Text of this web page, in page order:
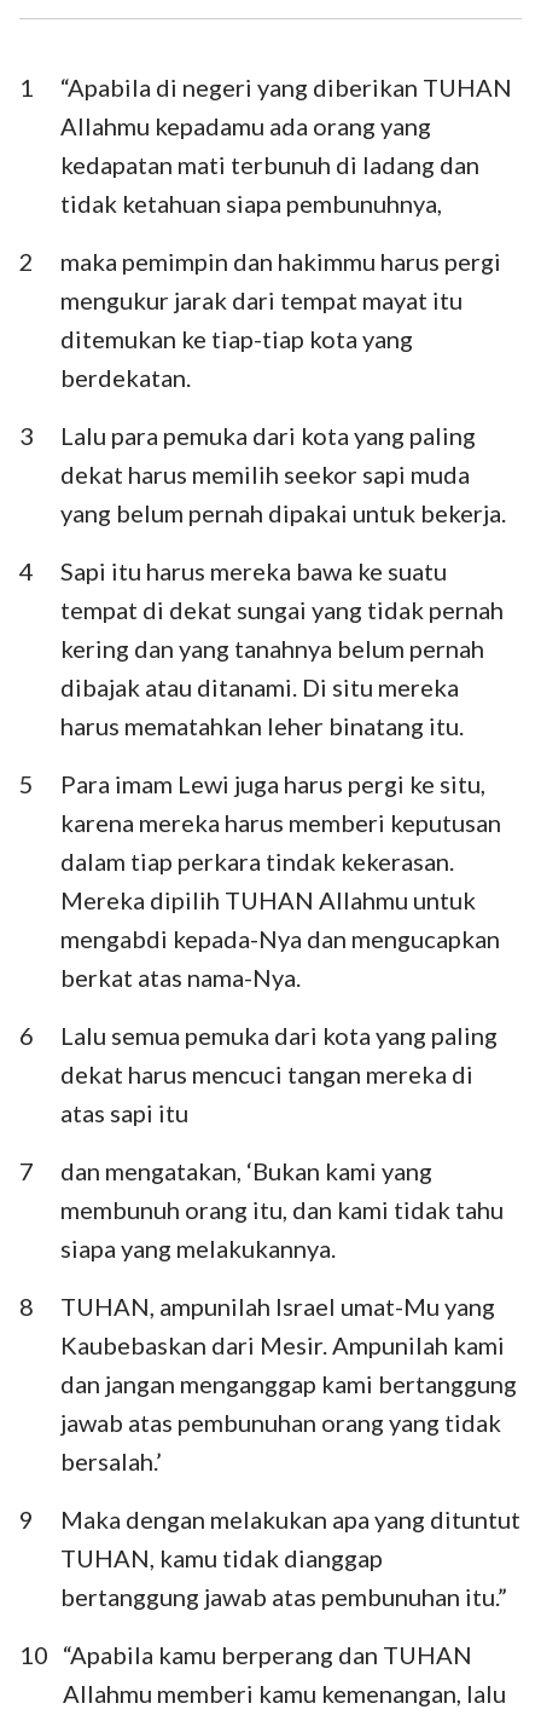
Ezra Nehemia
Ester Ayub
Mazmur Amsal
Pengkhotbah
Ratapan Yehezkiel
Daniel Hosea
Obaja Yunus
Mikha Nahum
Habakuk Zefanya
Hagai Zakharia
Maleakhi
1
“Apabila di negeri yang diberikan TUHAN
Allahmu kepadamu ada orang yang
kedapatan mati terbunuh di ladang dan
tidak ketahuan siapa pembunuhnya,
2
maka pemimpin dan hakimmu harus pergi
mengukur jarak dari tempat mayat itu
ditemukan ke tiap-tiap kota yang
berdekatan.
3
Lalu para pemuka dari kota yang paling
dekat harus memilih seekor sapi muda
yang belum pernah dipakai untuk bekerja.
4
Sapi itu harus mereka bawa ke suatu
tempat di dekat sungai yang tidak pernah
kering dan yang tanahnya belum pernah
dibajak atau ditanami. Di situ mereka
harus mematahkan leher binatang itu.
5
Para imam Lewi juga harus pergi ke situ,
karena mereka harus memberi keputusan
dalam tiap perkara tindak kekerasan.
Mereka dipilih TUHAN Allahmu untuk
mengabdi kepada-Nya dan mengucapkan
berkat atas nama-Nya.
6
Lalu semua pemuka dari kota yang paling
dekat harus mencuci tangan mereka di
atas sapi itu
7
dan mengatakan, ‘Bukan kami yang
membunuh orang itu, dan kami tidak tahu
siapa yang melakukannya.
8
TUHAN, ampunilah Israel umat-Mu yang
Kaubebaskan dari Mesir. Ampunilah kami
dan jangan menganggap kami bertanggung
jawab atas pembunuhan orang yang tidak
bersalah.’
9
Maka dengan melakukan apa yang dituntut
TUHAN, kamu tidak dianggap
bertanggung jawab atas pembunuhan itu.”
10 “Apabila kamu berperang dan TUHAN
Allahmu memberi kamu kemenangan, lalu